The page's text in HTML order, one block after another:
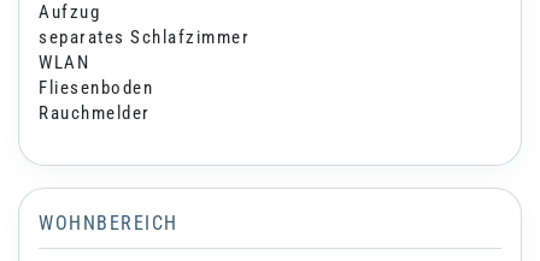
Aufzug
separates Schlafzimmer
WLAN
Fliesenboden
Rauchmelder
WOHNBEREICH